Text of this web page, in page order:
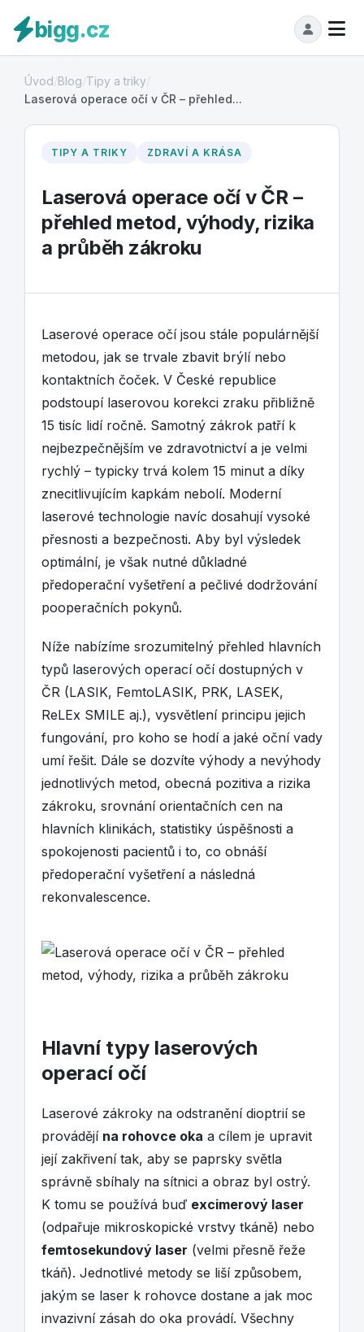
bigg.cz
Úvod Blog Tipy a triky
Laserová operace očí v ČR – přehled...
TIPY A TRIKY ZDRAVÍ A KRÁSA
Laserová operace očí v ČR –
přehled metod, výhody, rizika
a průběh zákroku
Laserové operace očí jsou stále populárnější
metodou, jak se trvale zbavit brýlí nebo
kontaktních čoček. V České republice
podstoupí laserovou korekci zraku přibližně
15 tisíc lidí ročně. Samotný zákrok patří k
nejbezpečnějším ve zdravotnictví a je velmi
rychlý – typicky trvá kolem 15 minut a díky
znecitlivujícím kapkám nebolí. Moderní
laserové technologie navíc dosahují vysoké
přesnosti a bezpečnosti. Aby byl výsledek
optimální, je však nutné důkladné
předoperační vyšetření a pečlivé dodržování
pooperačních pokynů.
Níže nabízíme srozumitelný přehled hlavních
typů laserových operací očí dostupných v
ČR (LASIK, FemtoLASIK, PRK, LASEK,
ReLEx SMILE aj.), vysvětlení principu jejich
fungování, pro koho se hodí a jaké oční vady
umí řešit. Dále se dozvíte výhody a nevýhody
jednotlivých metod, obecná pozitiva a rizika
zákroku, srovnání orientačních cen na
hlavních klinikách, statistiky úspěšnosti a
spokojenosti pacientů i to, co obnáší
předoperační vyšetření a následná
rekonvalescence.
Hlavní typy laserových
operací očí
Laserové zákroky na odstranění dioptrií se
provádějí na rohovce oka a cílem je upravit
její zakřivení tak, aby se paprsky světla
správně sbíhaly na sítnici a obraz byl ostrý.
K tomu se používá buď excimerový laser
(odpařuje mikroskopické vrstvy tkáně) nebo
femtosekundový laser (velmi přesně řeže
tkáň). Jednotlivé metody se liší způsobem,
jakým se laser k rohovce dostane a jak moc
invazivní zásah do oka provádí. Všechny